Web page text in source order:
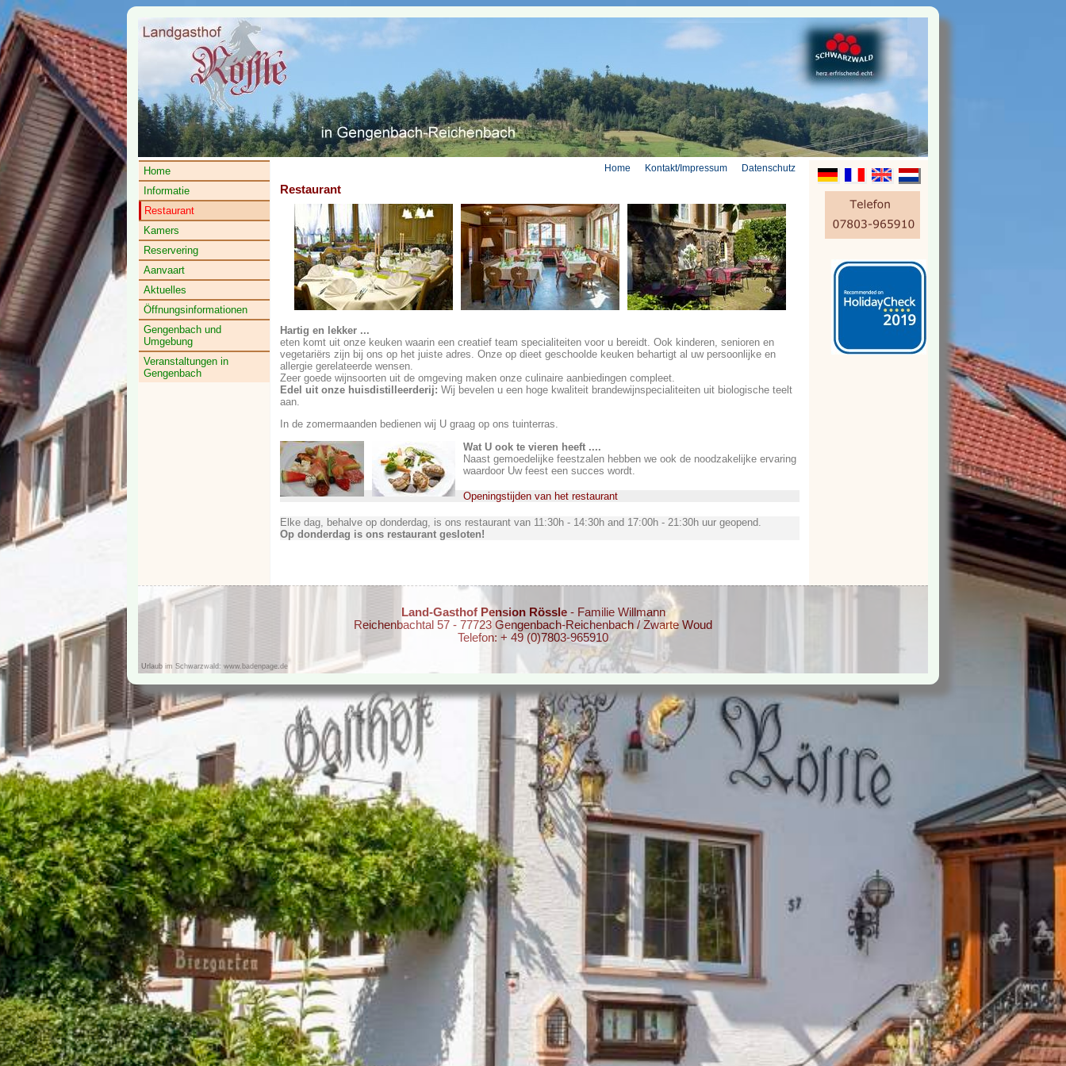
Home
Informatie
Restaurant
Kamers
Reservering
Aanvaart
Aktuelles
Öffnungsinformationen
Gengenbach und
Umgebung
Veranstaltungen in
Gengenbach
Home Kontakt/Impressum Datenschutz
Restaurant
Hartig en lekker ...
eten komt uit onze keuken waarin een creatief team specialiteiten voor u bereidt. Ook kinderen, senioren en
vegetariërs zijn bij ons op het juiste adres. Onze op dieet geschoolde keuken behartigt al uw persoonlijke en
allergie gerelateerde wensen.
Zeer goede wijnsoorten uit de omgeving maken onze culinaire aanbiedingen compleet.
Edel uit onze huisdistilleerderij: Wij bevelen u een hoge kwaliteit brandewijnspecialiteiten uit biologische teelt
aan.
In de zomermaanden bedienen wij U graag op ons tuinterras.
Wat U ook te vieren heeft ....
Naast gemoedelijke feestzalen hebben we ook de noodzakelijke ervaring
waardoor Uw feest een succes wordt.
Openingstijden van het restaurant
Elke dag, behalve op donderdag, is ons restaurant van 11:30h - 14:30h and 17:00h - 21:30h uur geopend.
Op donderdag is ons restaurant gesloten!
Land-Gasthof Pension Rössle- Familie Willmann
Reichenbachtal 57 - 77723 Gengenbach-Reichenbach / Zwarte Woud
Telefon: + 49 (0)7803-965910
Urlaub im Schwarzwald: www.badenpage.de